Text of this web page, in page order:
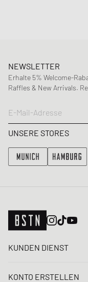
NEWSLETTER
Erhalte 5% Welcome-
Raffles & New Arrivals.
E-Mail-Adresse
UNSERE STORES
KUNDEN DIENST
KONTO ERSTELLEN